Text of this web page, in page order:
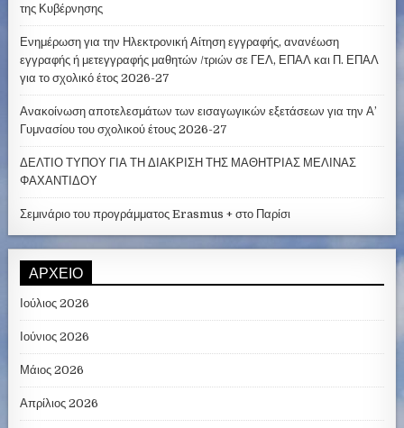
της Κυβέρνησης
Ενημέρωση για την Ηλεκτρονική Αίτηση εγγραφής, ανανέωση
εγγραφής ή μετεγγραφής μαθητών /τριών σε ΓΕΛ, ΕΠΑΛ και Π. ΕΠΑΛ
για το σχολικό έτος 2026-27
Ανακοίνωση αποτελεσμάτων των εισαγωγικών εξετάσεων για την Α’
Γυμνασίου του σχολικού έτους 2026-27
ΔΕΛΤΙΟ ΤΥΠΟΥ ΓΙΑ ΤΗ ΔΙΑΚΡΙΣΗ ΤΗΣ ΜΑΘΗΤΡΙΑΣ ΜΕΛΙΝΑΣ
ΦΑΧΑΝΤΙΔΟΥ
Σεμινάριο του προγράμματος Erasmus + στο Παρίσι
ΑΡΧΕΊΟ
Ιούλιος 2026
Ιούνιος 2026
Μάιος 2026
Απρίλιος 2026